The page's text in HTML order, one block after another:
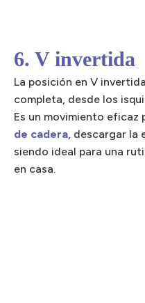
6. V invertida
La posición en V
completa, desde los
Es un movimiento eficaz
de cadera, descargar la
siendo ideal para una
en casa.